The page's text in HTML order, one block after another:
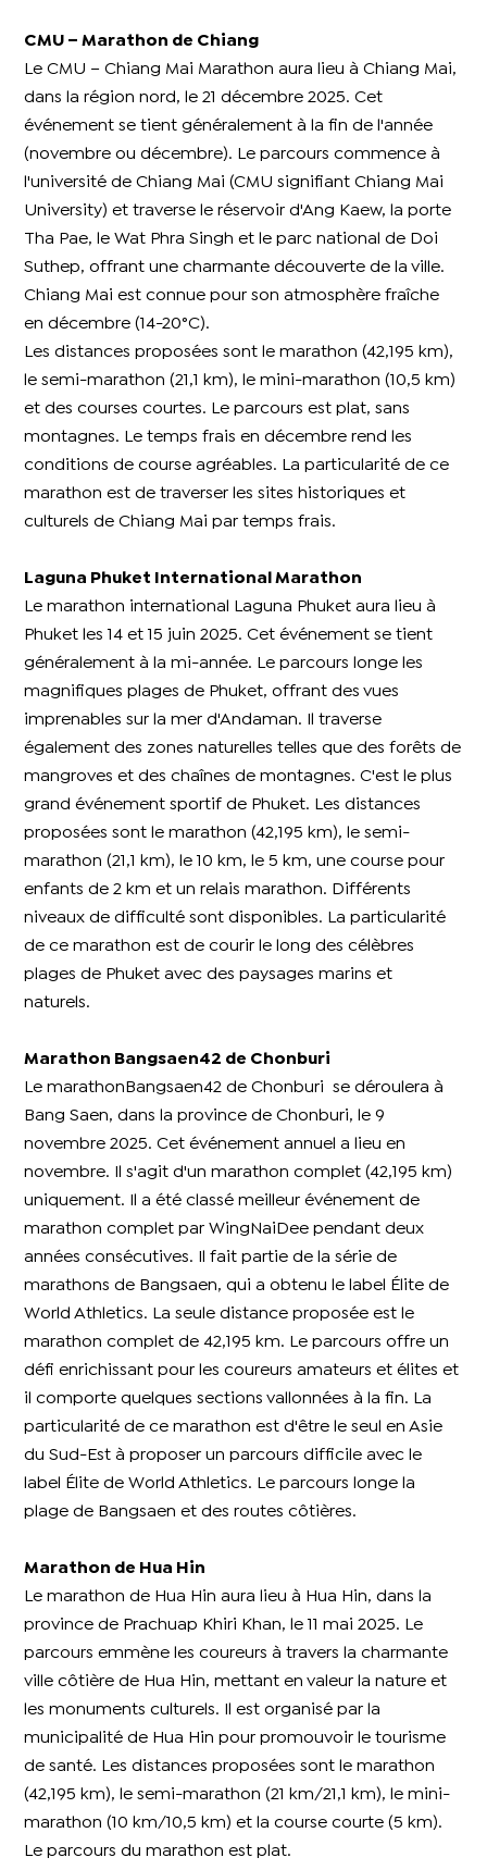
CMU – Marathon de Chiang
Le CMU – Chiang Mai Marathon aura lieu à Chiang Mai,
dans la région nord, le 21 décembre 2025. Cet
événement se tient généralement à la fin de l'année
(novembre ou décembre). Le parcours commence à
l'université de Chiang Mai (CMU signifiant Chiang Mai
University) et traverse le réservoir d'Ang Kaew, la porte
Tha Pae, le Wat Phra Singh et le parc national de Doi
Suthep, offrant une charmante découverte de la ville.
Chiang Mai est connue pour son atmosphère fraîche
en décembre (14-20°C).
Les distances proposées sont le marathon (42,195 km),
le semi-marathon (21,1 km), le mini-marathon (10,5 km)
et des courses courtes. Le parcours est plat, sans
montagnes. Le temps frais en décembre rend les
conditions de course agréables. La particularité de ce
marathon est de traverser les sites historiques et
culturels de Chiang Mai par temps frais.
Laguna Phuket International Marathon
Le marathon international Laguna Phuket aura lieu à
Phuket les 14 et 15 juin 2025. Cet événement se tient
généralement à la mi-année. Le parcours longe les
magnifiques plages de Phuket, offrant des vues
imprenables sur la mer d'Andaman. Il traverse
également des zones naturelles telles que des forêts de
mangroves et des chaînes de montagnes. C'est le plus
grand événement sportif de Phuket. Les distances
proposées sont le marathon (42,195 km), le semi-
marathon (21,1 km), le 10 km, le 5 km, une course pour
enfants de 2 km et un relais marathon. Différents
niveaux de difficulté sont disponibles. La particularité
de ce marathon est de courir le long des célèbres
plages de Phuket avec des paysages marins et
naturels.
Marathon Bangsaen42 de Chonburi
Le marathonBangsaen42 de Chonburi se déroulera à
Bang Saen, dans la province de Chonburi, le 9
novembre 2025. Cet événement annuel a lieu en
novembre. Il s'agit d'un marathon complet (42,195 km)
uniquement. Il a été classé meilleur événement de
marathon complet par WingNaiDee pendant deux
années consécutives. Il fait partie de la série de
marathons de Bangsaen, qui a obtenu le label Élite de
World Athletics. La seule distance proposée est le
marathon complet de 42,195 km. Le parcours offre un
défi enrichissant pour les coureurs amateurs et élites et
il comporte quelques sections vallonnées à la fin. La
particularité de ce marathon est d'être le seul en Asie
du Sud-Est à proposer un parcours difficile avec le
label Élite de World Athletics. Le parcours longe la
plage de Bangsaen et des routes côtières.
Marathon de Hua Hin
Le marathon de Hua Hin aura lieu à Hua Hin, dans la
province de Prachuap Khiri Khan, le 11 mai 2025. Le
parcours emmène les coureurs à travers la charmante
ville côtière de Hua Hin, mettant en valeur la nature et
les monuments culturels. Il est organisé par la
municipalité de Hua Hin pour promouvoir le tourisme
de santé. Les distances proposées sont le marathon
(42,195 km), le semi-marathon (21 km/21,1 km), le mini-
marathon (10 km/10,5 km) et la course courte (5 km).
Le parcours du marathon est plat.